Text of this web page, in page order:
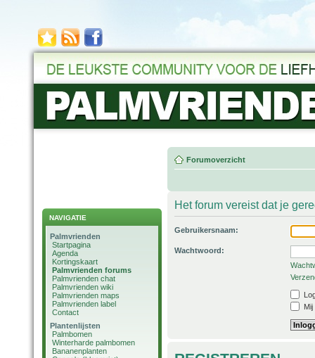
NAVIGATIE
Palmvrienden
Startpagina
Agenda
Kortingskaart
Palmvrienden forums
Palmvrienden chat
Palmvrienden wiki
Palmvrienden maps
Palmvrienden label
Contact
Plantenlijsten
Palmbomen
Winterharde palmbomen
Bananenplanten
Forumoverzicht
Het forum vereist dat je
Gebruikersnaam:
Wachtwoord: